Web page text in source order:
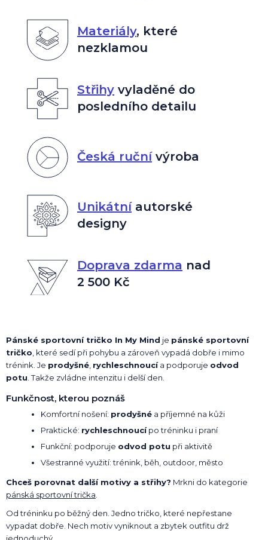
Materiály, které
nezklamou
Střihyvyladěné do
posledního detailu
Česká ručnívýroba
Unikátníautorské
designy
Doprava zdarma nad
2 500 Kč
Pánské sportovní tričko In My Mind je pánské sportovní
tričko , které sedí při pohybu a zároveň vypadá dobře i mimo
trénink. Je prodyšné rychleschnoucía podporuje odvod
potu . Takže zvládne intenzitu i delší den.
Funkčnost, kterou poznáš
Komfortní nošení: prodyšné a příjemné na kůži
Praktické: rychleschnoucípo tréninku i praní
Funkční: podporuje odvod potu při aktivitě
Všestranné využití: trénink, běh, outdoor, město
Chceš porovnat další motivy a střihy? Mrkni do kategorie
pánská sportovní trička
Od tréninku po běžný den. Jedno tričko, které nepřestane
vypadat dobře. Nech motiv vyniknout a zbytek outfitu drž
jednoduchý.